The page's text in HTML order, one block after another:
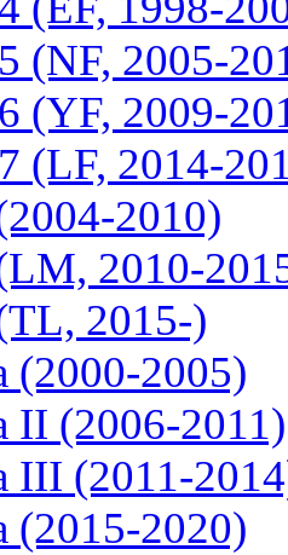
(NF, 2005-
(YF, 2009-
(LF, 2014-
2010)
2010-
2015-)
(2000-2005)
II (2006-2011)
III (2011-
(2015-2020)